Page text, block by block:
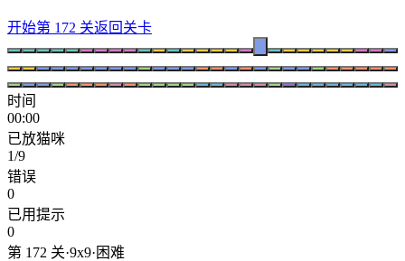
开始第 172 关返回关卡
时间
00:00
已放猫咪
1/9
错误
0
已用提示
0
第 172 关·9x9· 困难